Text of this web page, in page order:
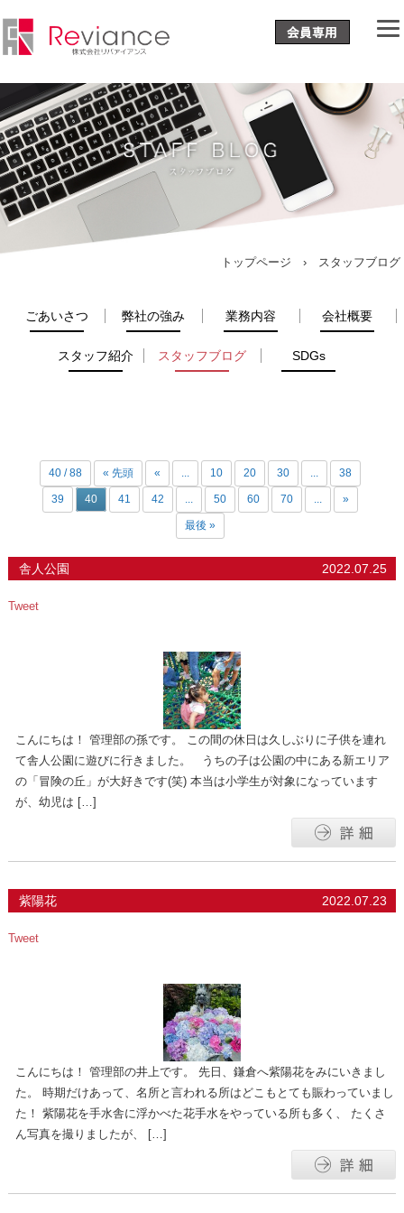
トップページ › スタッフブログ
ごあいさつ 弊社の強み 業務内容 会社概要
スタッフ紹介 スタッフブログ SDGs
40 / 88 « 先頭 « ... 10 20 30 ... 38
39 40 41 42 ... 50 60 70 ... »
最後 »
舎人公園 2022.07.25
Tweet
こんにちは！ 管理部の孫です。 この間の休日は久しぶりに子供を連れ
て舎人公園に遊びに行きました。 うちの子は公園の中にある新エリア
の「冒険の丘」が大好きです(笑) 本当は小学生が対象になっています
が、幼児は […]
紫陽花 2022.07.23
Tweet
こんにちは！ 管理部の井上です。 先日、鎌倉へ紫陽花をみにいきまし
た。 時期だけあって、名所と言われる所はどこもとても賑わっていまし
た！ 紫陽花を手水舎に浮かべた花手水をやっている所も多く、 たくさ
ん写真を撮りましたが、 […]